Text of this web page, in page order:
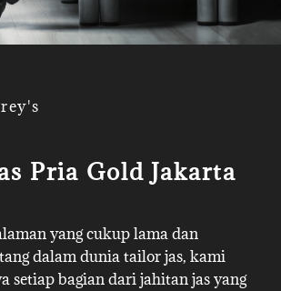
Pria Gold Jakarta
yang cukup lama dan
dalam dunia tailor jas, kami
setiap bagian dari jahitan jas yang